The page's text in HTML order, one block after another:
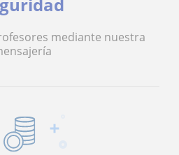
mediante nuestra